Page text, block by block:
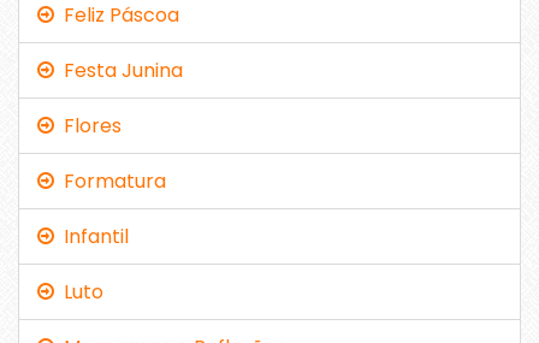
Feliz Páscoa
Festa Junina
Flores
Formatura
Infantil
Luto